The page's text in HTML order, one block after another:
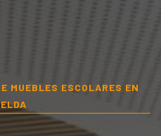
ESCOLARES EN